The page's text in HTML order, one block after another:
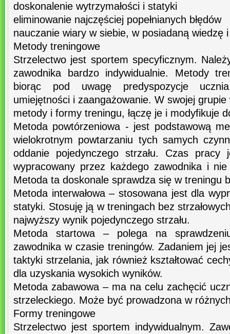
doskonalenie wytrzymałości i statyki
eliminowanie najczęściej popełnianych błędów
nauczanie wiary w siebie, w posiadaną wiedzę
Metody treningowe
Strzelectwo jest sportem specyficznym.
zawodnika bardzo indywidualnie. Metody
biorąc pod uwagę predyspozycje
umiejętności i zaangażowanie. W swojej
metody i formy treningu, łączę je i modyfikuje
Metoda powtórzeniowa - jest podstawową
wielokrotnym powtarzaniu tych samych
oddanie pojedynczego strzału. Czas pracy
wypracowany przez każdego zawodnika i
Metoda ta doskonale sprawdza się w treningu
Metoda interwałowa – stosowana jest dla
statyki. Stosuję ją w treningach bez
najwyższy wynik pojedynczego strzału.
Metoda startowa – polega na
zawodnika w czasie treningów. Zadaniem jej
taktyki strzelania, jak również kształtować
dla uzyskania wysokich wyników.
Metoda zabawowa – ma na celu zachęcić
strzeleckiego. Może być prowadzona w
Formy treningowe
Strzelectwo jest sportem indywidualnym.